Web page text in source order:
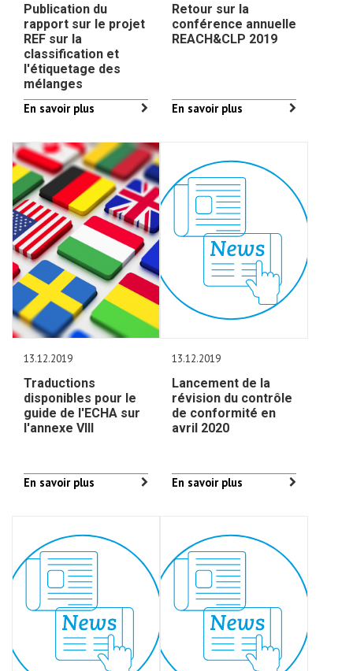
Publication du
rapport sur le projet
REF sur la
classification et
l'étiquetage des
mélanges
En savoir plus
Retour sur la
conférence annuelle
REACH&CLP 2019
En savoir plus
13.12.2019
Traductions
disponibles pour le
guide de l'ECHA sur
l'annexe VIII
En savoir plus
13.12.2019
Lancement de la
révision du contrôle
de conformité en
avril 2020
En savoir plus